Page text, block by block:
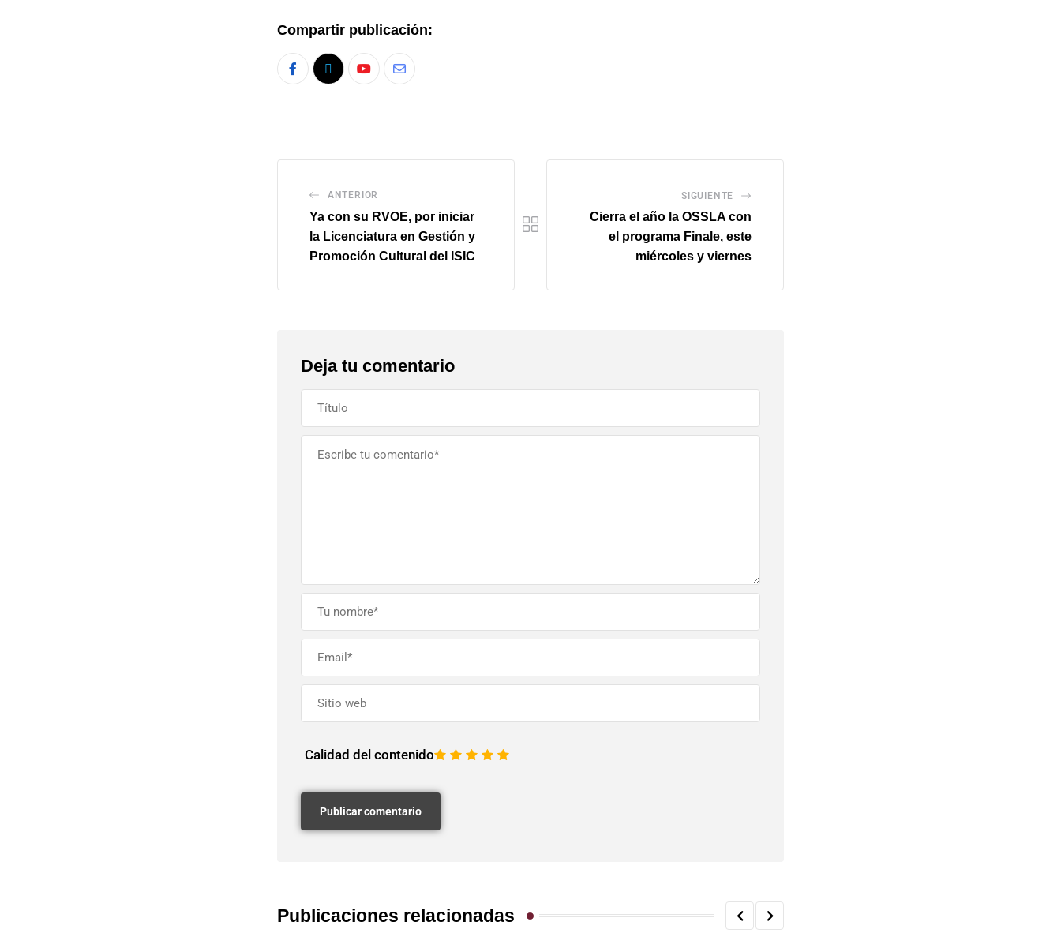
Compartir publicación:
ANTERIOR
Ya con su RVOE, por iniciar
la Licenciatura en Gestión y
Promoción Cultural del ISIC
SIGUIENTE
Cierra el año la OSSLA con
el programa Finale, este
miércoles y viernes
Deja tu comentario
Calidad del contenido 5
4
3
2
1
Publicaciones relacionadas